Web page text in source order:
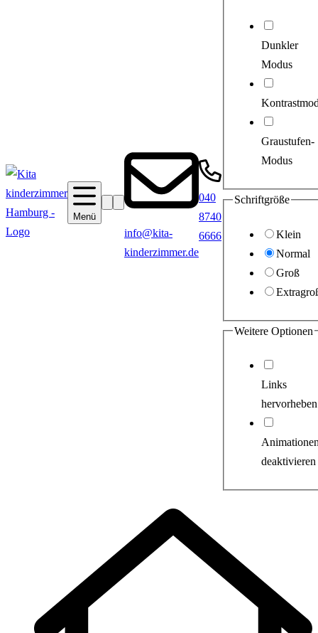
Menü
SucheBarrierefreiheit
info@kita-
kinderzimmer.de
040
8740
6666
Dunkler
Modus
Graustufen-
Modus
Schriftgröße
Klein
Normal
Groß
Weitere Optionen
Links
hervorheben
deaktivieren